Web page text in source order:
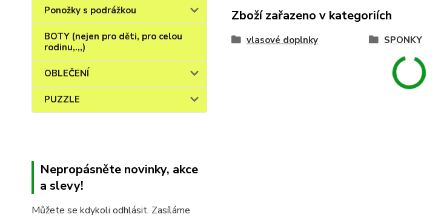
Ponožky s podrážkou
BOTY (nejen pro děti, pro celou
rodinu,.,,)
OBLEČENÍ
PUZZLE
Nepropásněte novinky, akce
a slevy!
Můžete se kdykoli odhlásit. Zasíláme
Zboží zařazeno v kategoriích
vlasové doplnky SPONKY